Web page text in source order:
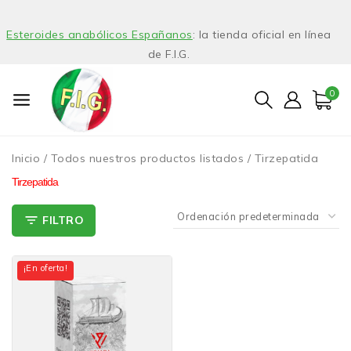
Esteroides anabólicos Españanos: la tienda oficial en línea
de F.I.G.
0
Inicio / Todos nuestros productos listados / Tirzepatida
Tirzepatida
FILTRO
¡En oferta!